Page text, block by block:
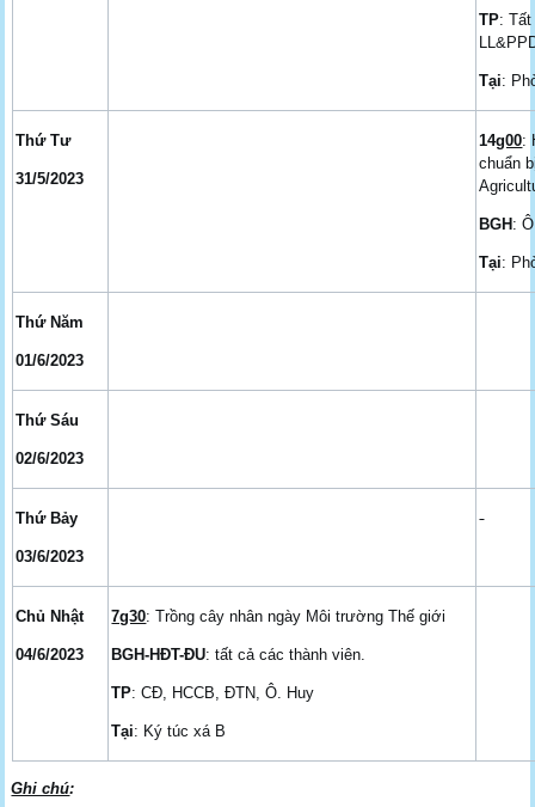
TP:
Tại:
Thứ Tư
31/5/2023
14g00:
chuẩn
BGH :
Tại:
Thứ Năm
01/6/2023
Thứ Sáu
02/6/2023
Thứ Bảy
03/6/2023
Chủ Nhật
04/6/2023
7g30: Trồng cây nhân ngày Môi trường Thế giới
BGH-HĐT-ĐU: tất cả các thành viên.
TP: CĐ, HCCB, ĐTN, Ô. Huy
Tại: Ký túc xá B
Ghi chú: